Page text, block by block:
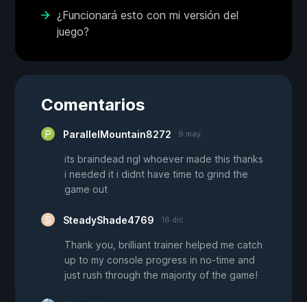
¿Funcionará esto con mi versión del
juego?
Comentarios
ParallelMountain8272 9 may.
its braindead ngl whoever made this thanks
i needed it i didnt have time to grind the
game out
SteadyShade4769 16 dic.
Thank you, brilliant trainer helped me catch
up to my console progress in no-time and
just rush through the majority of the game!